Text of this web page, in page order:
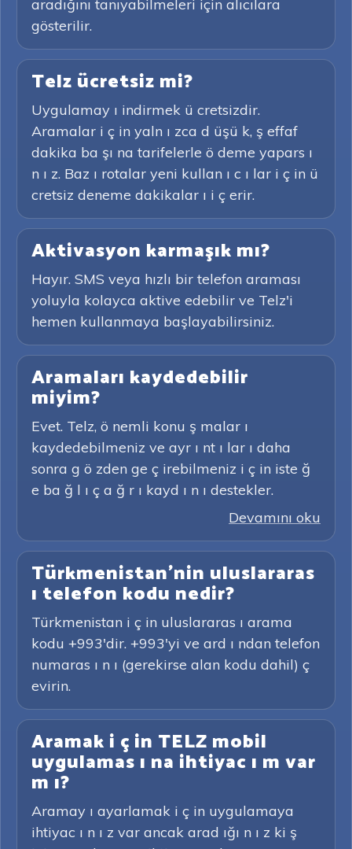
aradığını tanıyabilmeleri için alıcılara
gösterilir.
Telz ücretsiz mi?
Uygulamay ı indirmek ü cretsizdir.
Aramalar i ç in yaln ı zca d üşü k, ş effaf
dakika ba şı na tarifelerle ö deme yapars ı
n ı z. Baz ı rotalar yeni kullan ı c ı lar i ç in ü
cretsiz deneme dakikalar ı i ç erir.
Aktivasyon karmaşık mı?
Hayır. SMS veya hızlı bir telefon araması
yoluyla kolayca aktive edebilir ve Telz'i
hemen kullanmaya başlayabilirsiniz.
Aramaları kaydedebilir
miyim?
Evet. Telz, ö nemli konu ş malar ı
kaydedebilmeniz ve ayr ı nt ı lar ı daha
sonra g ö zden ge ç irebilmeniz i ç in iste ğ
e ba ğ l ı ç a ğ r ı kayd ı n ı destekler.
Devamını oku
Türkmenistan'nin uluslararas
ı telefon kodu nedir?
Türkmenistan i ç in uluslararas ı arama
kodu +993'dir. +993'yi ve ard ı ndan telefon
numaras ı n ı (gerekirse alan kodu dahil) ç
evirin.
Aramak i ç in TELZ mobil
uygulamas ı na ihtiyac ı m var
m ı?
Aramay ı ayarlamak i ç in uygulamaya
ihtiyac ı n ı z var ancak arad ığı n ı z ki ş